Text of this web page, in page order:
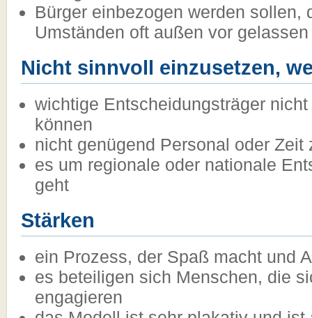
Bürger einbezogen werden sollen,
Umständen oft außen vor
Nicht sinnvoll einzusetzen,
wichtige Entscheidungsträger
können
nicht genügend Personal oder Zeit
es um regionale oder nationale
geht
Stärken
ein Prozess, der Spaß macht und
es beteiligen sich Menschen, die
engagieren